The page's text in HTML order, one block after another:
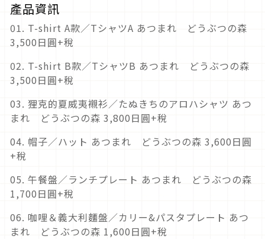
產品資訊
01. T-shirt A款／TシャツA あつまれ どうぶつの森
3,500日圓+稅
02. T-shirt B款／TシャツB あつまれ どうぶつの森
3,500日圓+稅
03. 狸克的夏威夷襯衫／たぬきちのアロハシャツ あつ
まれ どうぶつの森 3,800日圓+稅
04. 帽子／ハット あつまれ どうぶつの森 3,600日圓
+稅
05. 午餐盤／ランチプレート あつまれ どうぶつの森
1,700日圓+稅
06. 咖哩＆義大利麵盤／カリー&パスタプレート あつ
まれ どうぶつの森 1,600日圓+稅